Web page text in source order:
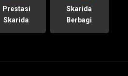
Prestasi
Skarida
Skarida
Berbagi